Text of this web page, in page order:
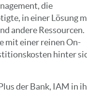
die
in einer Lösung
andere Ressourcen.
mit einer reinen On-
hinter
der Bank, IAM in